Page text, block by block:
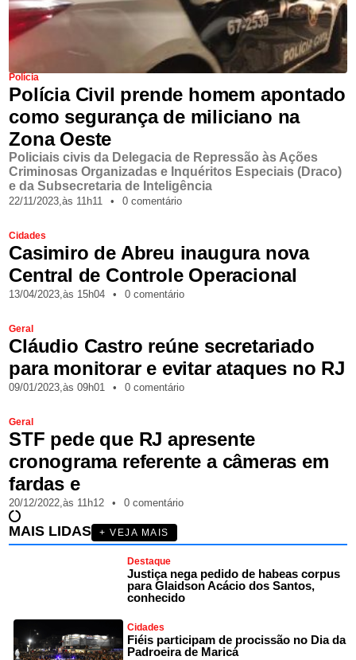
Polícia
​Polícia Civil prende homem apontado
como segurança de miliciano na
Zona Oeste
Policiais civis da Delegacia de Repressão às Ações
Criminosas Organizadas e Inquéritos Especiais (Draco)
e da Subsecretaria de Inteligência
22/11/2023,às 11h11 • 0 comentário
Cidades
Casimiro de Abreu inaugura nova
Central de Controle Operacional
13/04/2023,às 15h04 • 0 comentário
Geral
Cláudio Castro reúne secretariado
para monitorar e evitar ataques no RJ
09/01/2023,às 09h01 • 0 comentário
Geral
STF pede que RJ apresente
cronograma referente a câmeras em
fardas e
20/12/2022,às 11h12 • 0 comentário
MAIS LIDAS + VEJA MAIS
Destaque
Justiça nega pedido de habeas corpus
para Glaidson Acácio dos Santos,
conhecido
Cidades
Fiéis participam de procissão no Dia da
Padroeira de Maricá